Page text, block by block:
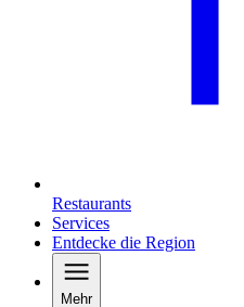
Restaurants
Services
Entdecke die Region
Mehr